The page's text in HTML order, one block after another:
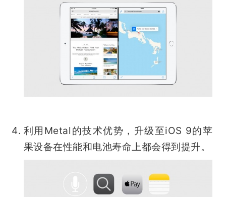
利用Metal的技术优势，升级至iOS 9的苹
果设备在性能和电池寿命上都会得到提升。